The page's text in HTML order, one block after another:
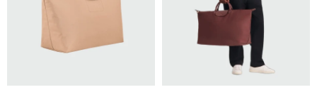
SELECCIONAR TALLE